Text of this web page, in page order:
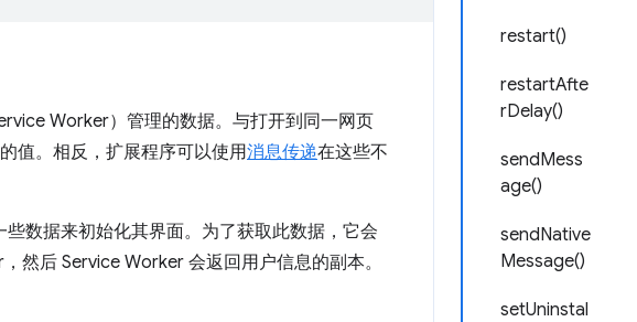
restart()
restartAfte
rDelay()
sendMess
age()
sendNative
Message()
setUninstal
Worker）管理的数据。与打开到同一网页
值。相反，扩展程序可以使用消息传递在这些不
数据来初始化其界面。为了获取此数据，它会
然后 Service Worker 会返回用户信息的副本。